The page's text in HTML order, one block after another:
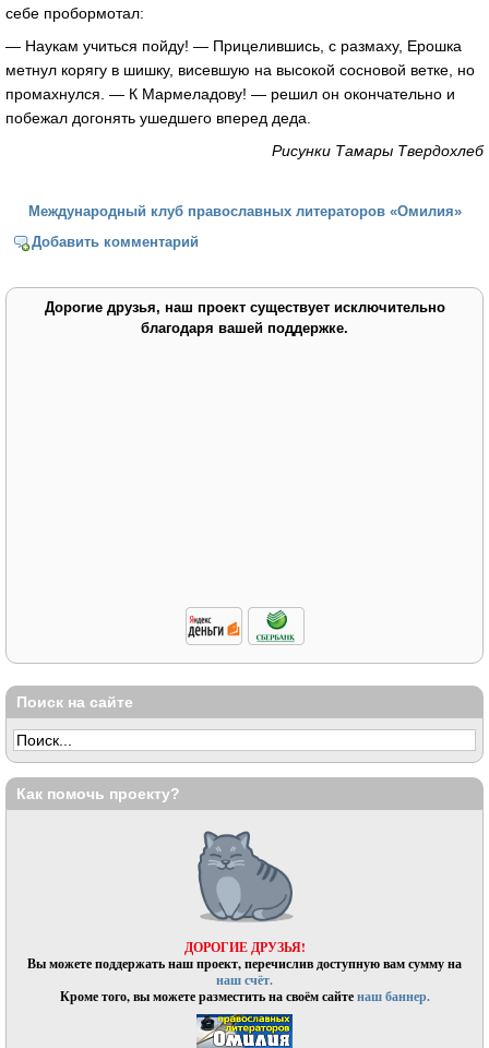
себе пробормотал:
— Наукам учиться пойду! — Прицелившись, с размаху, Ерошка
метнул корягу в шишку, висевшую на высокой сосновой ветке, но
промахнулся. — К Мармеладову! — решил он окончательно и
побежал догонять ушедшего вперед деда.
Рисунки Тамары Твердохлеб
Международный клуб православных литераторов «Омилия»
Добавить комментарий
Дорогие друзья, наш проект существует исключительно
благодаря вашей поддержке.
Поиск на сайте
Как помочь проекту?
ДОРОГИЕ ДРУЗЬЯ!
Вы можете поддержать наш проект, перечислив доступную вам сумму на
наш счёт.
Кроме того, вы можете разместить на своём сайтенаш баннер.